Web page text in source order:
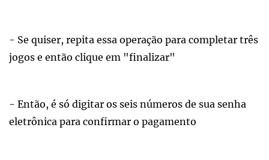
- Se quiser, repita essa operação para completar três
jogos e então clique em "finalizar"
- Então, é só digitar os seis números de sua senha
eletrônica para confirmar o pagamento